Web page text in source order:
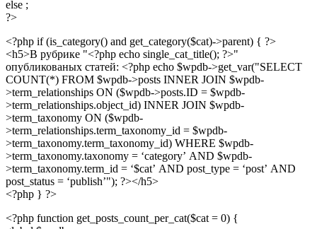
else ;
?>
<?php if (is_category() and get_category($cat)->parent) { ?>
<h5>В рубрике "<?php echo single_cat_title(); ?>"
опубликованых статей: <?php echo $wpdb->get_var("SELECT
COUNT(*) FROM $wpdb->posts INNER JOIN $wpdb-
>term_relationships ON ($wpdb->posts.ID = $wpdb-
>term_relationships.object_id) INNER JOIN $wpdb-
>term_taxonomy ON ($wpdb-
>term_relationships.term_taxonomy_id = $wpdb-
>term_taxonomy.term_taxonomy_id) WHERE $wpdb-
>term_taxonomy.taxonomy = ‘category’ AND $wpdb-
>term_taxonomy.term_id = ‘$cat’ AND post_type = ‘post’ AND
post_status = ‘publish’"); ?></h5>
<?php } ?>
<?php function get_posts_count_per_cat($cat = 0) {